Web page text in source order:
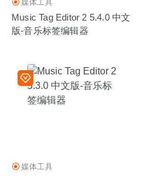
媒体工具
Music Tag Editor 2 5.4.0 中文
版-音乐标签编辑器
媒体工具